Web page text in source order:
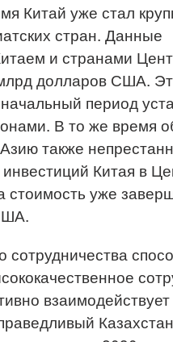
Китай уже стал
стран. Данные
и странами
долларов США.
период
В то же время
также
Китая в
уже
сотрудничества
взаимодействует